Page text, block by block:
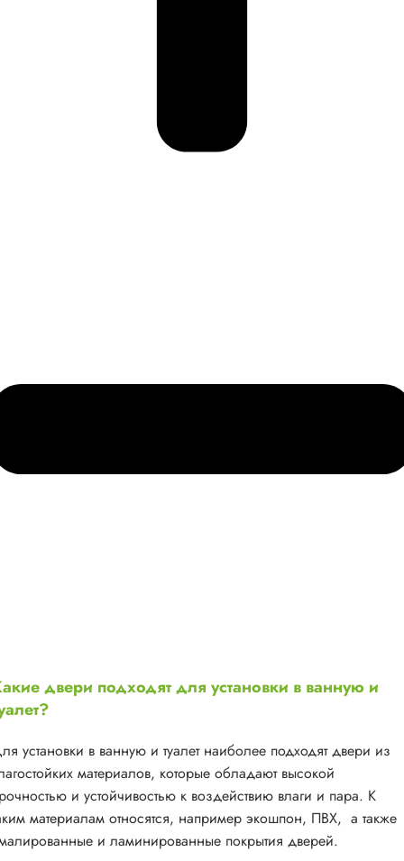
двери подходят для установки в ванную и
установки в ванную и туалет наиболее подходят двери из
материалов, которые обладают высокой
и устойчивостью к воздействию влаги и пара. К
материалам относятся, например экошпон, ПВХ, а также
и ламинированные покрытия дверей.